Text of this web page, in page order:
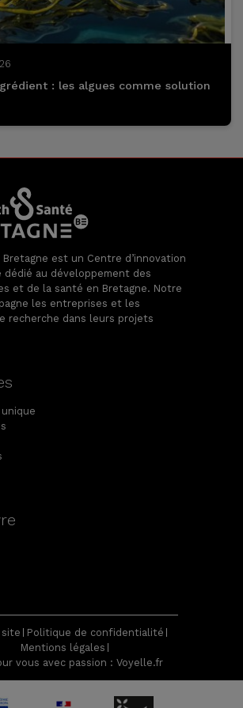
: les algues comme solution
est un Centre d’innovation
dédié au développement des
et de la santé en Bretagne. Notre
les entreprises et les
recherche dans leurs projets
site
Politique de confidentialité
Mentions légales
vous avec passion : Voyelle.fr